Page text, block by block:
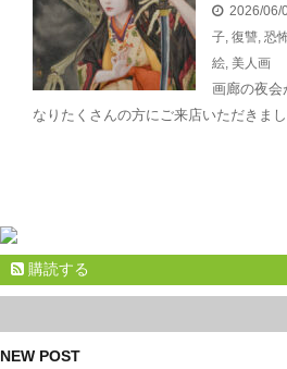
2026/06/
子, 復讐, 恐
絵, 美人画
画廊の夜会
なりたくさんの方にご来店いただきま
購読する
NEW POST